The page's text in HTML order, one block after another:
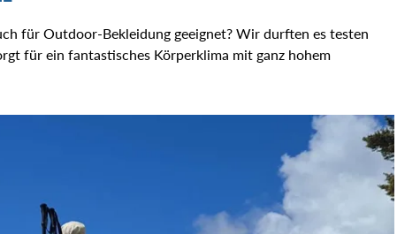
für Outdoor-Bekleidung geeignet? Wir durften es testen
für ein fantastisches Körperklima mit ganz hohem